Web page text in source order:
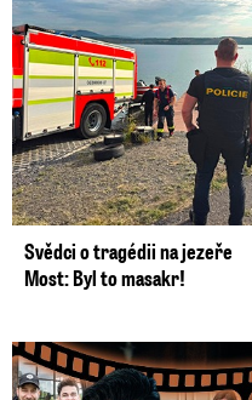
Svědci o tragédii na jezeře
Most: Byl to masakr!
Prima vytasila podzimní